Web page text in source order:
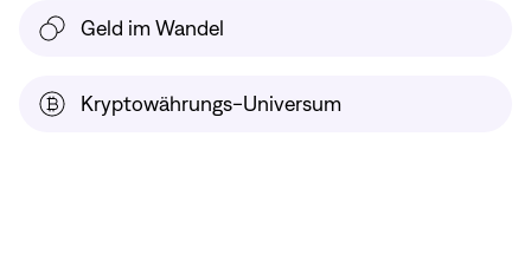
Geld im Wandel
Kryptowährungs-Universum